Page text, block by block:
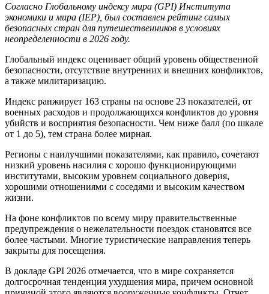
Согласно Глобальному индексу мира (GPI) Института
экономики и мира (IEP), был составлен рейтинг самых
безопасных стран для путешественников в условиях
неопределенности в 2026 году.
Глобальный индекс оценивает общий уровень общественной
безопасности, отсутствие внутренних и внешних конфликтов,
а также милитаризацию.
Индекс ранжирует 163 страны на основе 23 показателей, от
военных расходов и продолжающихся конфликтов до уровня
убийств и восприятия безопасности. Чем ниже балл (по шкале
от 1 до 5), тем страна более мирная.
Регионы с наилучшими показателями, как правило, сочетают
низкий уровень насилия с хорошо функционирующими
институтами, высоким уровнем социального доверия,
хорошими отношениями с соседями и высоким качеством
жизни.
На фоне конфликтов по всему миру правительственные
предупреждения о нежелательности поездок становятся все
более частыми. Многие туристические направления теперь
закрыты для посещения.
В докладе GPI 2026 отмечается, что в мире сохраняется
долгосрочная тенденция ухудшения мира, причем основной